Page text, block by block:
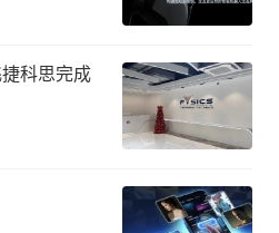
科思完成